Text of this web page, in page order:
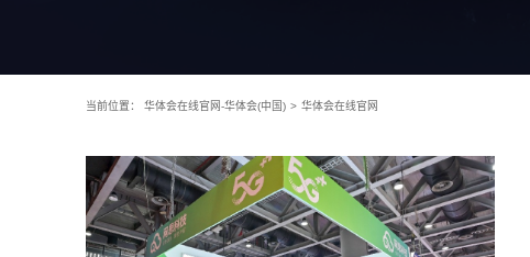
当前位置： 华体会在线官网-华体会(中国) > 华体会在线官网